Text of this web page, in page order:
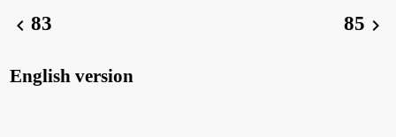
chevron_left83 85 chevron_right
English version